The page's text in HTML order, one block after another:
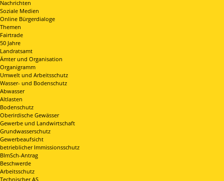
Nachrichten
Soziale Medien
Online Bürgerdialoge
Themen
Fairtrade
50 Jahre
Landratsamt
Ämter und Organisation
Organigramm
Umwelt und Arbeitsschutz
Wasser- und Bodenschutz
Abwasser
Altlasten
Bodenschutz
Oberirdische Gewässer
Gewerbe und Landwirtschaft
Grundwasserschutz
Gewerbeaufsicht
betrieblicher Immissionsschutz
BImSch-Antrag
Beschwerde
Arbeitsschutz
Technischer AS